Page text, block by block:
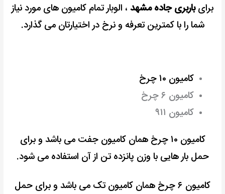
برایباربری جاده مشهد ، الوبار تمام کامیون های مورد نیاز
شما را با کمترین تعرفه و نرخ در اختیارتان می گذارد.
کامیون ۱۰ چرخ
کامیون ۶ چرخ
کامیون ۹۱۱
کامیون ۱۰ چرخ همان کامیون جفت می باشد و برای
حمل بار هایی با وزن پانزده تن از آن استفاده می شود.
کامیون ۶ چرخ همان کامیون تک می باشد و برای حمل